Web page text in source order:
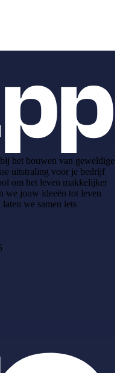
het bouwen van geweldige
uitstraling voor je bedrijf
om het leven makkelijker
we jouw ideeën tot leven
we samen iets